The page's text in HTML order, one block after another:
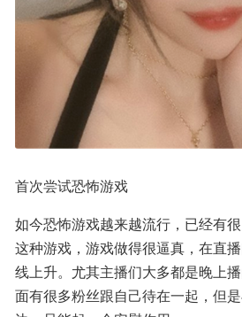
首次尝试恐怖游戏
如今恐怖游戏越来越流行，已经有
这种游戏，游戏做得很逼真，在直
线上升。尤其主播们大多都是晚上
面有很多粉丝跟自己待在一起，但